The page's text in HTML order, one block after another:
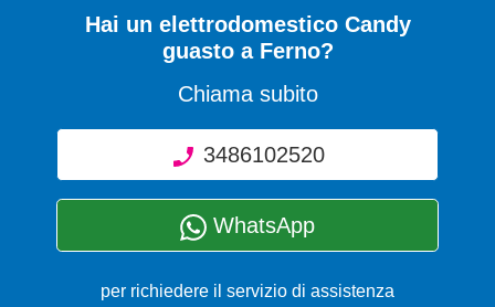
Hai un elettrodomestico Candy
guasto a Ferno?
Chiama subito
3486102520
WhatsApp
per richiedere il servizio di assistenza